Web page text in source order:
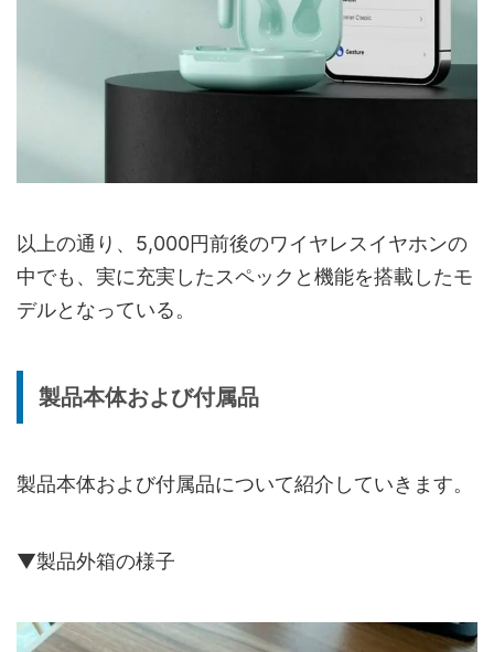
以上の通り、5,000円前後のワイヤレスイヤホンの
中でも、実に充実したスペックと機能を搭載したモ
デルとなっている。
製品本体および付属品
製品本体および付属品について紹介していきます。
▼製品外箱の様子